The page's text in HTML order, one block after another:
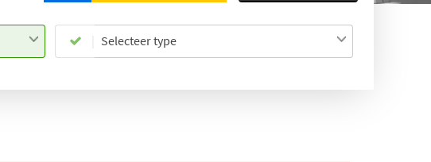
Selecteer type